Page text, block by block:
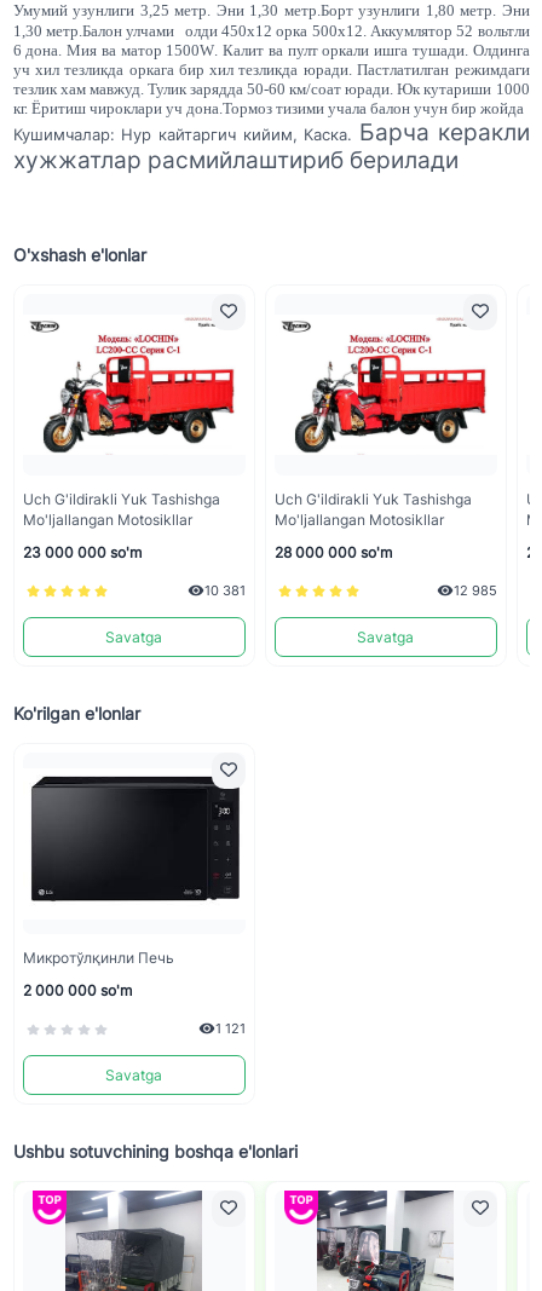
Умумий узунлиги 3,25 метр. Эни 1,30 метр.Борт узунлиги 1,80 метр. Эни
1,30 метр.Балон улчами олди 450х12 орка 500х12. Аккумлятор 52 вольтли
6 дона. Мия ва матор 1500W. Калит ва пулт оркали ишга тушади. Олдинга
уч хил тезликда оркага бир хил тезликда юради. Пастлатилган режимдаги
тезлик хам мавжуд. Тулик зарядда 50-60 км/соат юради. Юк кутариши 1000
кг. Ёритиш чироклари уч дона.Тормоз тизими учала балон учун бир жойда
Кушимчалар: Нур кайтаргич кийим, Каска. Барча керакли
хужжатлар расмийлаштириб берилади
O'xshash e'lonlar
Uch G'ildirakli Yuk Tashishga
Mo'ljallangan Motosikllar
23 000 000 so'm
10 381
Savatga
Uch G'ildirakli Yuk Tashishga
Mo'ljallangan Motosikllar
28 000 000 so'm
12 985
Savatga
Ko'rilgan e'lonlar
Микротўлқинли Печь
2 000 000 so'm
1 121
Savatga
Ushbu sotuvchining boshqa e'lonlari